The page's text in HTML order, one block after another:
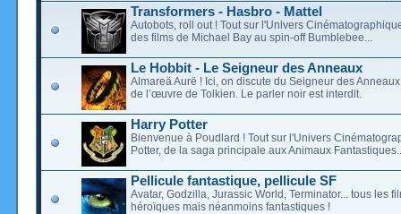
Transformers - Hasbro - Mattel
Autobots, roll out ! Tout sur l'Univers
des films de Michael Bay au spin-off Bumblebee...
Le Hobbit - Le Seigneur des Anneaux
Almareä Aurë ! Ici, on discute du Seigneur des
de l’œuvre de Tolkien. Le parler noir est interdit.
Harry Potter
Bienvenue à Poudlard ! Tout sur l'Univers
Potter, de la saga principale aux Animaux
Pellicule fantastique, pellicule SF
Avatar, Godzilla, Jurassic World, Terminator... tous les
héroïques mais néanmoins fantastiques !